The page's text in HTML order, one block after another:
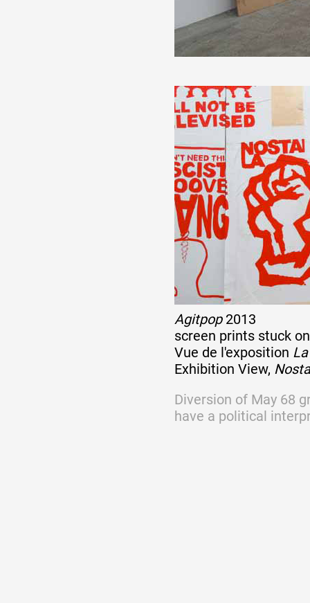
De A à Z
Année par année
Collection vidéos
Candidater
Agitpop2013
screen prints stuck
Vue de l'exposition
Exhibition View,
Diversion of May 68
have a political